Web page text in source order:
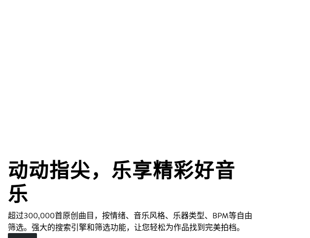
动动指尖，乐享精彩好音
乐
超过300,000首原创曲目，按情绪、音乐风格、乐器类型、BPM等自由
筛选。强大的搜索引擎和筛选功能，让您轻松为作品找到完美拍档。